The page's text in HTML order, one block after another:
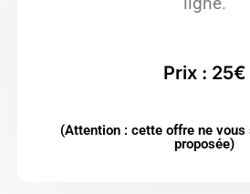
Prix : 25€
(Attention : cette offre ne
proposée)